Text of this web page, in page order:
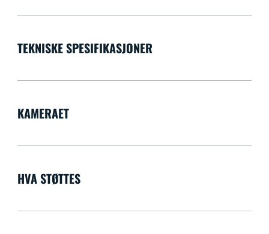
TEKNISKE SPESIFIKASJONER
KAMERAET
HVA STØTTES